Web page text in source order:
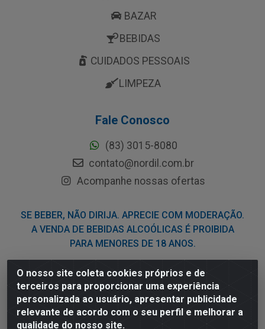
O nosso site coleta cookies próprios e de
terceiros para proporcionar uma experiência
personalizada ao usuário, apresentar publicidade
relevante de acordo com o seu perfil e melhorar a
qualidade do nosso site.
BAZAR
BEBIDAS
CUIDADOS PESSOAIS
LIMPEZA
Fale Conosco
(83) 3015-8080
contato@nordil.com.br
Acompanhe nossas ofertas
SE BEBER, NÃO DIRIJA. APRECIE COM MODERAÇÃO.
A VENDA DE BEBIDAS ALCOÓLICAS É PROIBIDA
PARA MENORES DE 18 ANOS.
Nordil Distribuidora - Avenida Liberdade, 2738, Bloco F -
Sesi - Bayeux/PB - CEP 58.111-400 - CNPJ
03.775.813/0001-41